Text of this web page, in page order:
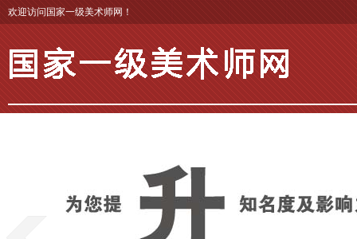
欢迎访问国家一级美术师网！